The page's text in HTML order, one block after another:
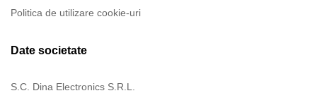
Politica de utilizare cookie-uri
Date societate
S.C. Dina Electronics S.R.L.